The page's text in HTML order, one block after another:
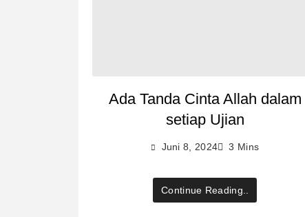
Ada Tanda Cinta Allah dalam
setiap Ujian
Juni 8, 2024 3 Mins
Continue Reading..